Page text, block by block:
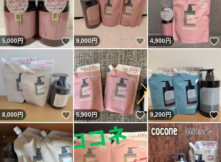
5,000円 いいね！
9,000円 いいね！
4,900円
8,000円 いいね！
5,900円 いいね！
9,200円